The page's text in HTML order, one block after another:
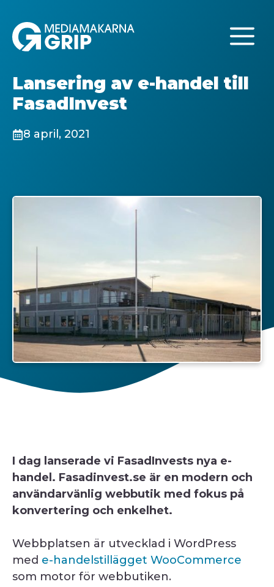
innehåll
Lansering av e-handel till
FasadInvest
8 april, 2021
I dag lanserade vi FasadInvests nya e-
handel. Fasadinvest.se är en modern och
användarvänlig webbutik med fokus på
konvertering och enkelhet.
Webbplatsen är utvecklad i WordPress
med e-handelstillägget WooCommerce
som motor för webbutiken.